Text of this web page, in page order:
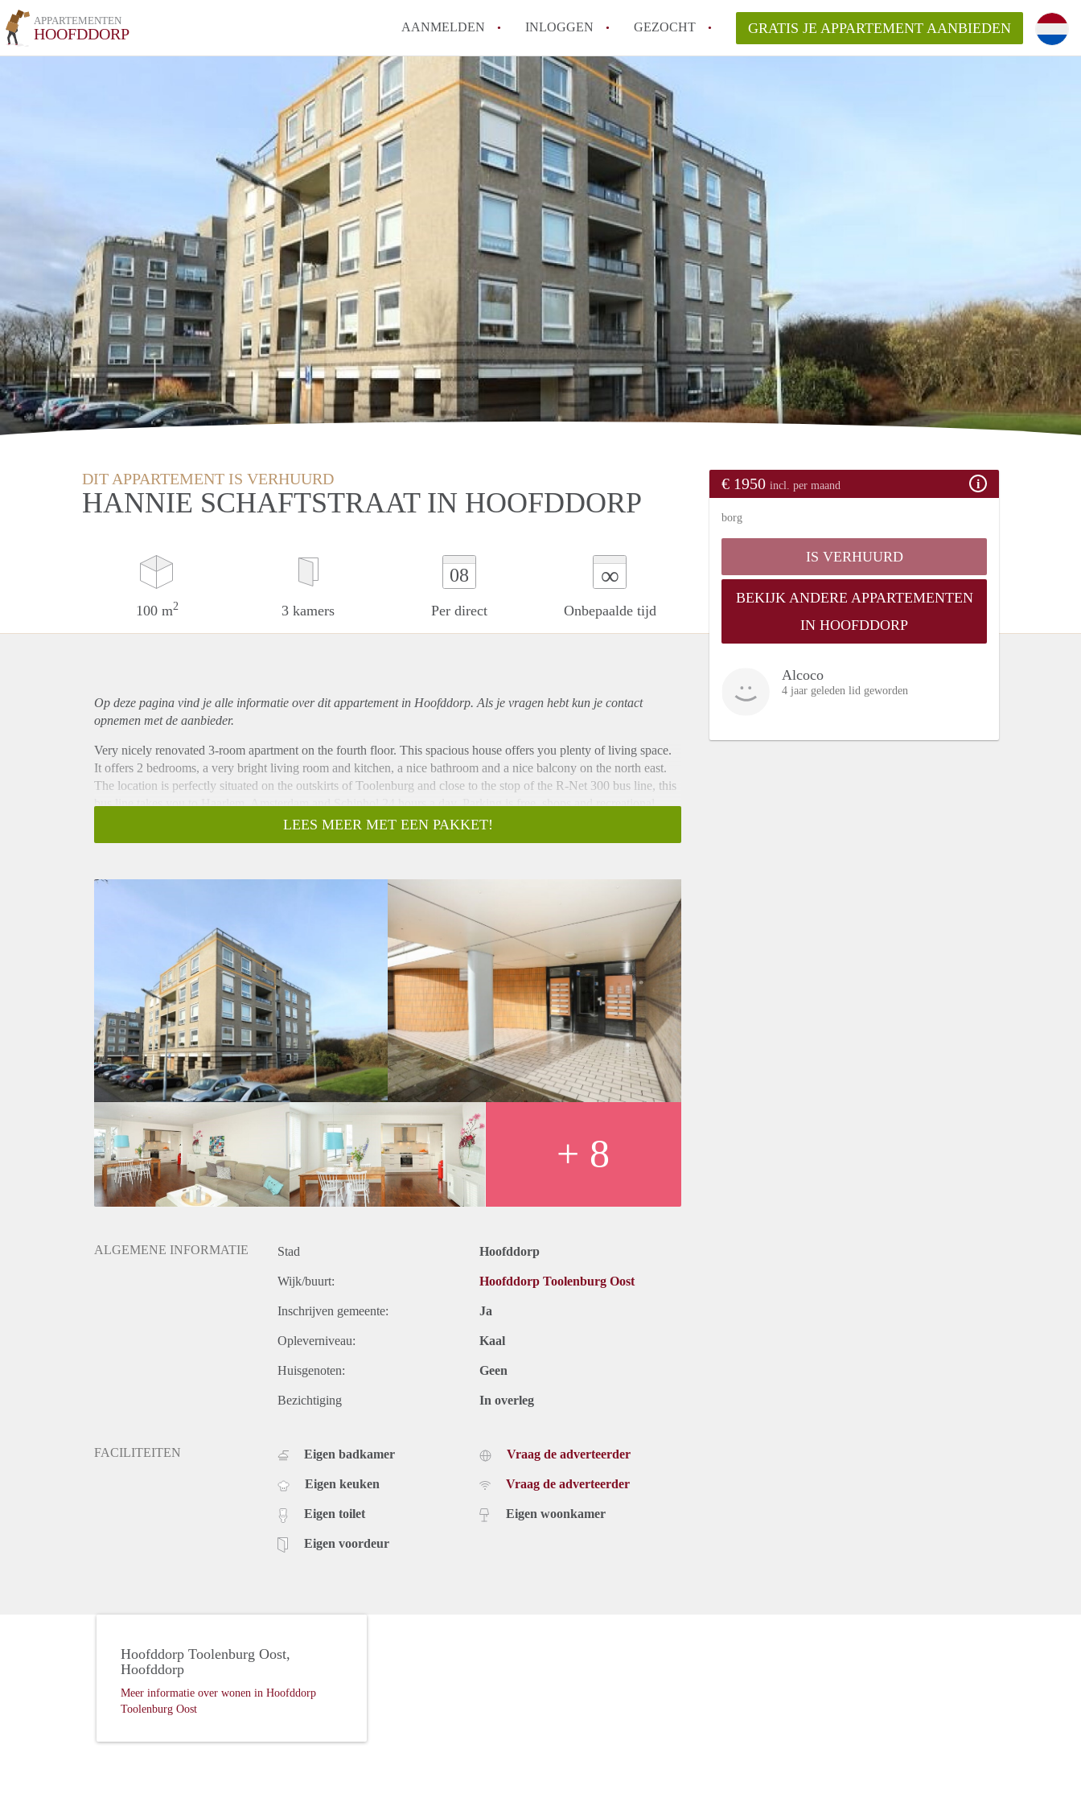
APPARTEMENTEN
HOOFDDORP AANMELDEN INLOGGEN GEZOCHT GRATIS JE APPARTEMENT AANBIEDEN
DIT APPARTEMENT IS VERHUURD
HANNIE SCHAFTSTRAAT IN HOOFDDORP
100 m2 3 kamers
08
Per direct
∞
Onbepaalde tijd
€ 1950 incl. per maand
borg
IS VERHUURD
BEKIJK ANDERE APPARTEMENTEN
IN HOOFDDORP
Alcoco
4 jaar geleden lid geworden
Op deze pagina vind je alle informatie over ditappartementin Hoofddorp. Als je vragen hebt kun je contact
opnemen met de aanbieder.
Very nicely renovated 3-room apartment on the fourth floor. This spacious house offers you plenty of living space.
It offers 2 bedrooms, a very bright living room and kitchen, a nice bathroom and a nice balcony on the north east.
The location is perfectly situated on the outskirts of Toolenburg and close to the stop of the R-Net 300 bus line, this
bus line takes you to Haarlem, Amsterdam and Schiphol 24 hours a day. Parking is free, shops and recreational
opportunities in the immediate vicinity.
Ground floor:
and this makes it a wonderfully bright living room. Adjacent to the living room is the open kitchen with built-in
appliances. This apartment has two bedrooms. One at the front of the house and one at the rear. Both rooms are
bright and neatly finished.
The bathroom is walk-in shower and a double washbasin. The toilet is separate. The balcony can be reached via
both the living room and the largest bedroom.
Rent: €1950,00 excluding utilities
Deposit: two months
Available per August 2023
LEES MEER MET EEN PAKKET!
+ 8
ALGEMENE INFORMATIE Stad Hoofddorp
Wijk/buurt: Hoofddorp Toolenburg Oost
Inschrijven gemeente: Ja
Opleverniveau: Kaal
Huisgenoten: Geen
Bezichtiging In overleg
FACILITEITEN Eigen badkamer
Eigen keuken
Eigen toilet
Eigen voordeur
Vraag de adverteerder
Vraag de adverteerder
Eigen woonkamer
Hoofddorp Toolenburg Oost,
Hoofddorp
Meer informatie over wonen in Hoofddorp
Toolenburg Oost